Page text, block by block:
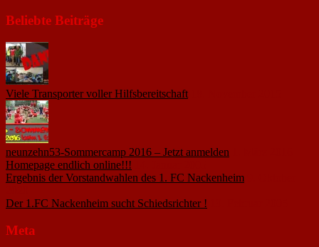
Beliebte Beiträge
Viele Transporter voller Hilfsbereitschaft
neunzehn53-Sommercamp 2016 – Jetzt anmelden
Homepage endlich online!!!
Ergebnis der Vorstandwahlen des 1. FC Nackenheim
Der 1.FC Nackenheim sucht Schiedsrichter !
Meta